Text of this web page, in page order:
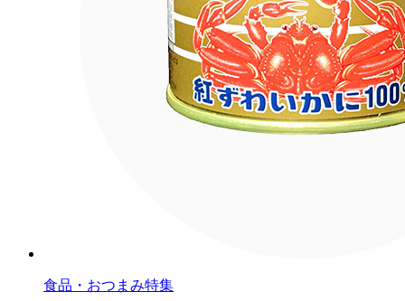
食品・おつまみ特集